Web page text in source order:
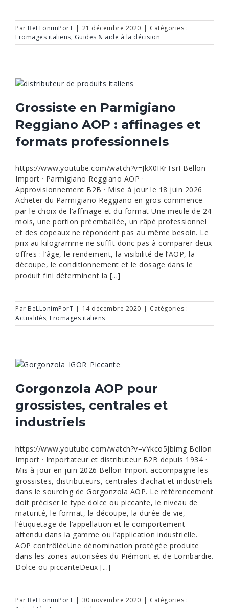
Par BeLLonimPorT | 21 décembre 2020 | Catégories :
Fromages italiens, Guides & aide à la décision
Grossiste en Parmigiano
Reggiano AOP : affinages et
formats professionnels
https://www.youtube.com/watch?v=JkX0IKrTsrI Bellon
Import · Parmigiano Reggiano AOP ·
Approvisionnement B2B · Mise à jour le 18 juin 2026
Acheter du Parmigiano Reggiano en gros commence
par le choix de l’affinage et du format Une meule de 24
mois, une portion préemballée, un râpé professionnel
et des copeaux ne répondent pas au même besoin. Le
prix au kilogramme ne suffit donc pas à comparer deux
offres : l’âge, le rendement, la visibilité de l’AOP, la
découpe, le conditionnement et le dosage dans le
produit fini déterminent la [...]
Par BeLLonimPorT | 14 décembre 2020 | Catégories :
Actualités, Fromages italiens
Gorgonzola AOP pour
grossistes, centrales et
industriels
https://www.youtube.com/watch?v=vYkco5jbimg Bellon
Import · Importateur et distributeur B2B depuis 1934 ·
Mis à jour en juin 2026 Bellon Import accompagne les
grossistes, distributeurs, centrales d’achat et industriels
dans le sourcing de Gorgonzola AOP. Le référencement
doit préciser le type dolce ou piccante, le niveau de
maturité, le format, la découpe, la durée de vie,
l’étiquetage de l’appellation et le comportement
attendu dans la gamme ou l’application industrielle.
AOP contrôléeUne dénomination protégée produite
dans les zones autorisées du Piémont et de Lombardie.
Dolce ou piccanteDeux [...]
Par BeLLonimPorT | 30 novembre 2020 | Catégories :